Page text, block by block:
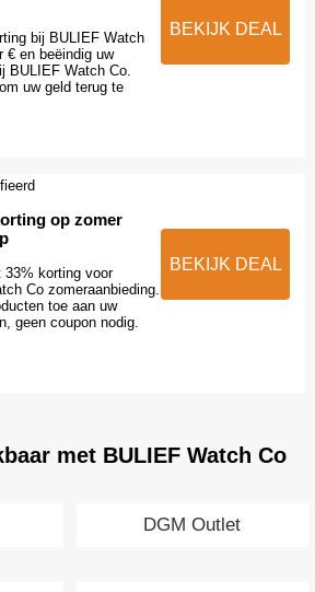
bij BULIEF Watch
€ en beëindig uw
BULIEF Watch Co.
uw geld terug te
BEKIJK DEAL
op zomer
33% korting voor
Co zomeraanbieding.
toe aan uw
geen coupon nodig.
BEKIJK DEAL
met BULIEF Watch Co
DGM Outlet